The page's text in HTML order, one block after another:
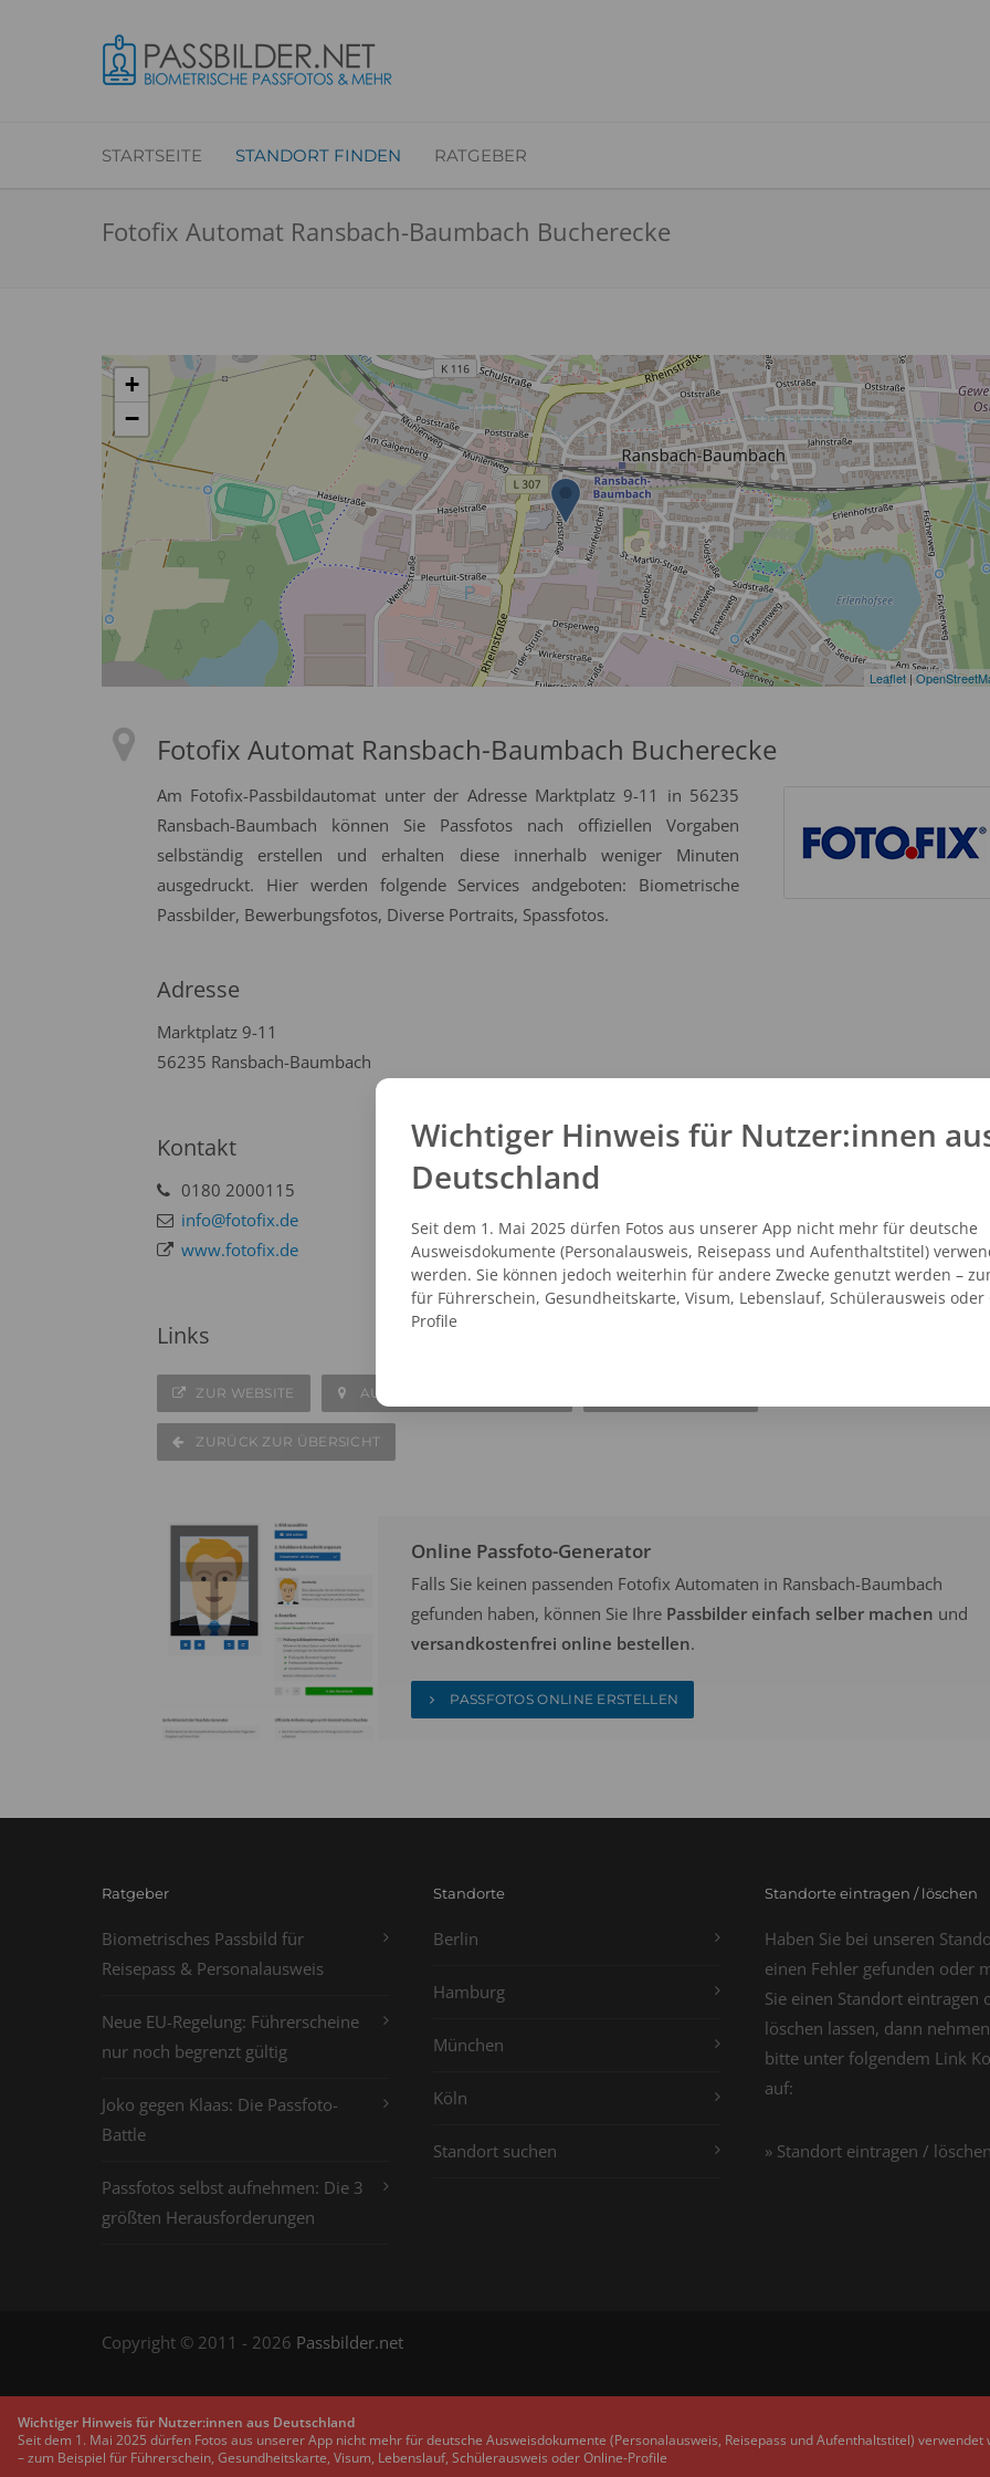
STARTSEITE STANDORT FINDEN RATGEBER
Fotofix Automat Ransbach-Baumbach Bucherecke
+
−
Leaflet |
Fotofix Automat Ransbach-Baumbach Bucherecke
Am Fotofix-Passbildautomat unter der Adresse Marktplatz 9-11 in 56235
Ransbach-Baumbach können Sie Passfotos nach offiziellen Vorgaben
selbständig erstellen und erhalten diese innerhalb weniger Minuten
ausgedruckt. Hier werden folgende Services andgeboten: Biometrische
Passbilder, Bewerbungsfotos, Diverse Portraits, Spassfotos.
Adresse
Marktplatz 9-11
56235 Ransbach-Baumbach
Kontakt
0180 2000115
info@fotofix.de
www.fotofix.de
Links
ZUR WEBSITE AUF DER KARTE ANZEIGEN
ZURÜCK ZUR ÜBERSICHT
Online Passfoto-Generator
Falls Sie keinen passenden Fotofix Automaten in Ransbach-Baumbach
gefunden haben, können Sie Ihre Passbilder einfach selber machen und
versandkostenfrei online bestellen.
PASSFOTOS ONLINE ERSTELLEN
Ratgeber
Biometrisches Passbild für
Reisepass & Personalausweis
Neue EU-Regelung: Führerscheine
nur noch begrenzt gültig
Joko gegen Klaas: Die Passfoto-
Battle
Passfotos selbst aufnehmen: Die 3
größten Herausforderungen
Standorte
Berlin
Hamburg
München
Köln
Standort suchen
Standorte eintragen / löschen
Haben Sie bei unseren
einen Fehler gefunden oder
Sie einen Standort eintragen
löschen lassen, dann
bitte unter folgendem Link
auf:
» Standort eintragen / löschen
Copyright © 2011 - 2026 Passbilder.net
Wichtiger Hinweis für Nutzer:innen aus Deutschland
Seit dem 1. Mai 2025 dürfen Fotos aus unserer App nicht mehr für deutsche Ausweisdokumente (Personalausweis, Reisepass und Aufenthaltstitel)
– zum Beispiel für Führerschein, Gesundheitskarte, Visum, Lebenslauf, Schülerausweis oder Online-Profile
Wichtiger Hinweis für Nutzer:innen
Deutschland
Seit dem 1. Mai 2025 dürfen Fotos aus unserer App nicht mehr für deutsche
Ausweisdokumente (Personalausweis, Reisepass und Aufenthaltstitel)
werden. Sie können jedoch weiterhin für andere Zwecke genutzt werden –
für Führerschein, Gesundheitskarte, Visum, Lebenslauf, Schülerausweis oder
Profile